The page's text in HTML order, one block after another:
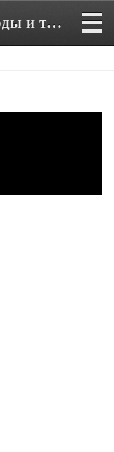
Егор Канн: Се ля ви. Аккорды и текст песни